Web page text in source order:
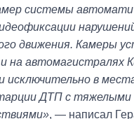
системы
движения. Камеры
на автомагистралях
исключительно в
ДТП с тяжелыми
, — написал